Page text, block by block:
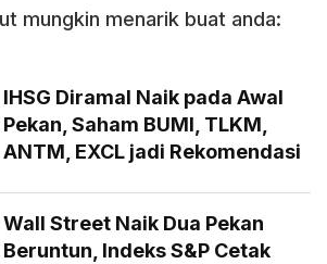
mungkin menarik buat anda:
IHSG Diramal Naik pada Awal
Pekan, Saham BUMI, TLKM,
ANTM, EXCL jadi Rekomendasi
Wall Street Naik Dua Pekan
Beruntun, Indeks S&P Cetak